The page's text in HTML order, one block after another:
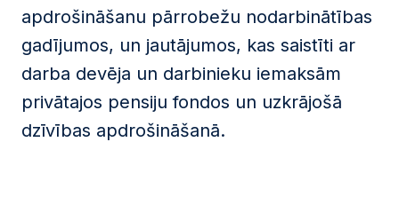
apdrošināšanu pārrobežu nodarbinātības
gadījumos, un jautājumos, kas saistīti ar
darba devēja un darbinieku iemaksām
privātajos pensiju fondos un uzkrājošā
dzīvības apdrošināšanā.